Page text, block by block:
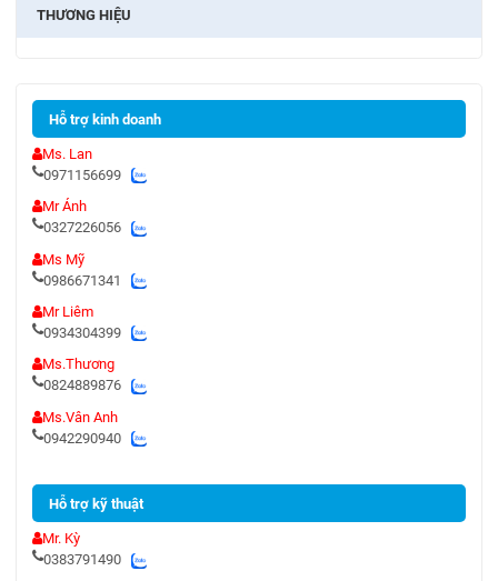
THƯƠNG HIỆU
Hỗ trợ kinh doanh
Ms. Lan
0971156699
Mr Ánh
0327226056
Ms Mỹ
0986671341
Mr Liêm
0934304399
Ms.Thương
0824889876
Ms.Vân Anh
0942290940
Hỗ trợ kỹ thuật
Mr. Kỳ
0383791490